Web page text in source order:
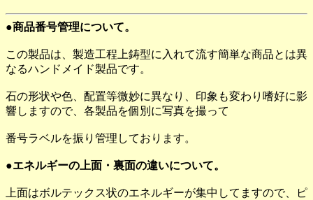
●商品番号管理について。
この製品は、製造工程上鋳型に入れて流す簡単な商品とは異
なるハンドメイド製品です。
石の形状や色、配置等微妙に異なり、印象も変わり嗜好に影
響しますので、各製品を個別に写真を撮って
番号ラベルを振り管理しております。
●エネルギーの上面・裏面の違いについて。
上面はボルテックス状のエネルギーが集中してますので、ピ